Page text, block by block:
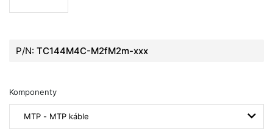
P/N: TC144M4C-M2fM2m-xxx
Komponenty
MTP - MTP káble